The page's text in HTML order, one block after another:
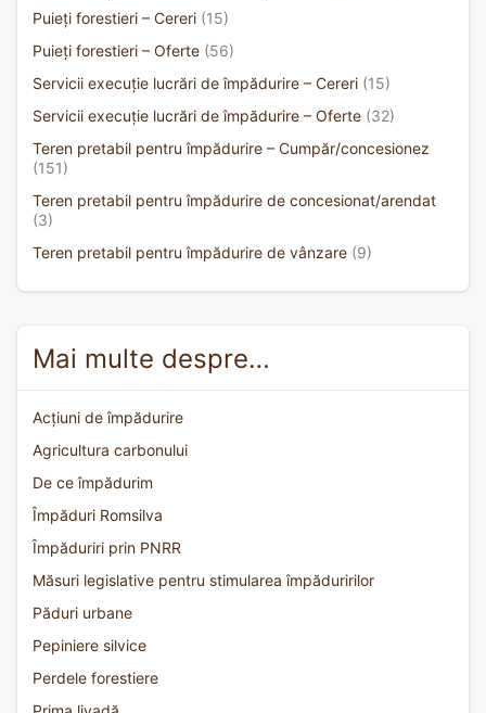
Puieți forestieri – Cereri (15)
Puieți forestieri – Oferte (56)
Servicii execuție lucrări de împădurire – Cereri (15)
Servicii execuție lucrări de împădurire – Oferte (32)
Teren pretabil pentru împădurire – Cumpăr/concesionez
(151)
Teren pretabil pentru împădurire de concesionat/arendat
(3)
Teren pretabil pentru împădurire de vânzare (9)
Mai multe despre…
Acțiuni de împădurire
Agricultura carbonului
De ce împădurim
Împăduri Romsilva
Împăduriri prin PNRR
Măsuri legislative pentru stimularea împăduririlor
Păduri urbane
Pepiniere silvice
Perdele forestiere